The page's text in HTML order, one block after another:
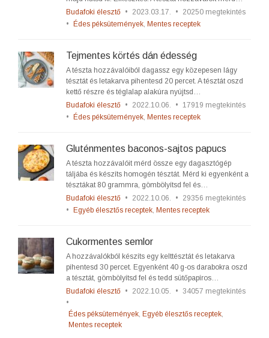
Budafoki élesztő • 2023.03.17. •
20250 megtekintés
•
Édes péksütemények, Mentes receptek
Tejmentes körtés dán édesség
A tészta hozzávalóiból dagassz egy közepesen lágy
tésztát és letakarva pihentesd 20 percet. A tésztát oszd
kettő részre és téglalap alakúra nyújtsd…
Budafoki élesztő • 2022.10.06. • 17919 megtekintés
•
Édes péksütemények, Mentes receptek
Gluténmentes baconos-sajtos papucs
A tészta hozzávalóit mérd össze egy dagasztógép
táljába és készíts homogén tésztát. Mérd ki egyenként a
tésztákat 80 grammra, gömbölyítsd fel és…
Budafoki élesztő • 2022.10.06. •
29356 megtekintés
•
Egyéb élesztős receptek, Mentes receptek
Cukormentes semlor
A hozzávalókból készíts egy kelttésztát és letakarva
pihentesd 30 percet. Egyenként 40 g-os darabokra oszd
a tésztát, gömbölyítsd fel és tedd sütőpapíros…
Budafoki élesztő • 2022.10.05. • 34057 megtekintés
•
Édes péksütemények, Egyéb élesztős receptek,
Mentes receptek